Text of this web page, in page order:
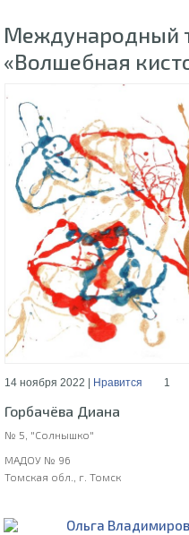
Международный
«Волшебная
14 ноября 2022 | Нравится 1
Горбачёва Диана
№ 5, "Солнышко"
МАДОУ № 96
Томская обл., г. Томск
Ольга